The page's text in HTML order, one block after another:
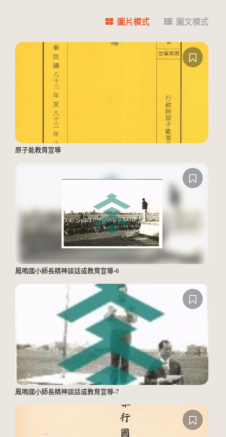
圖片模式 圖文模式
原子能教育宣導
鳳鳴國小師長精神談話或教育宣導-6
鳳鳴國小師長精神談話或教育宣導-7